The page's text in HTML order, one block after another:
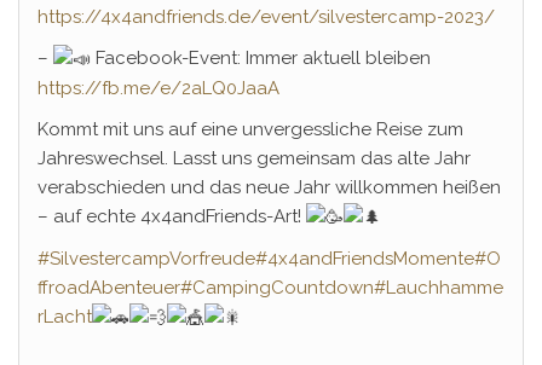
https://4x4andfriends.de/event/silvestercamp-2023/
–
Facebook-Event: Immer aktuell bleiben
https://fb.me/e/2aLQ0JaaA
Kommt mit uns auf eine unvergessliche Reise zum
Jahreswechsel. Lasst uns gemeinsam das alte Jahr
verabschieden und das neue Jahr willkommen heißen
– auf echte 4x4andFriends-Art!
#SilvestercampVorfreude#4x4andFriendsMomente#O
ffroadAbenteuer#CampingCountdown#Lauchhamme
rLacht